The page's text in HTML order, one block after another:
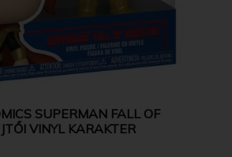
SUPERMAN FALL OF
VINYL KARAKTER